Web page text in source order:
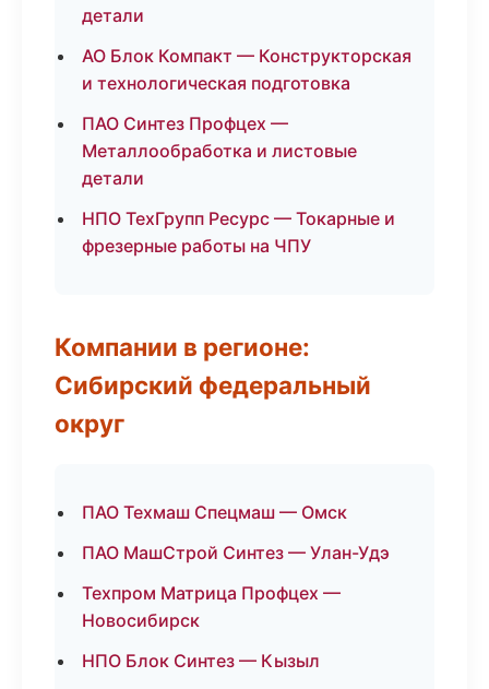
детали
АО Блок Компакт — Конструкторская
и технологическая подготовка
ПАО Синтез Профцех —
Металлообработка и листовые
детали
НПО ТехГрупп Ресурс — Токарные и
фрезерные работы на ЧПУ
Компании в регионе:
Сибирский федеральный
округ
ПАО Техмаш Спецмаш — Омск
ПАО МашСтрой Синтез — Улан-Удэ
Техпром Матрица Профцех —
Новосибирск
НПО Блок Синтез — Кызыл